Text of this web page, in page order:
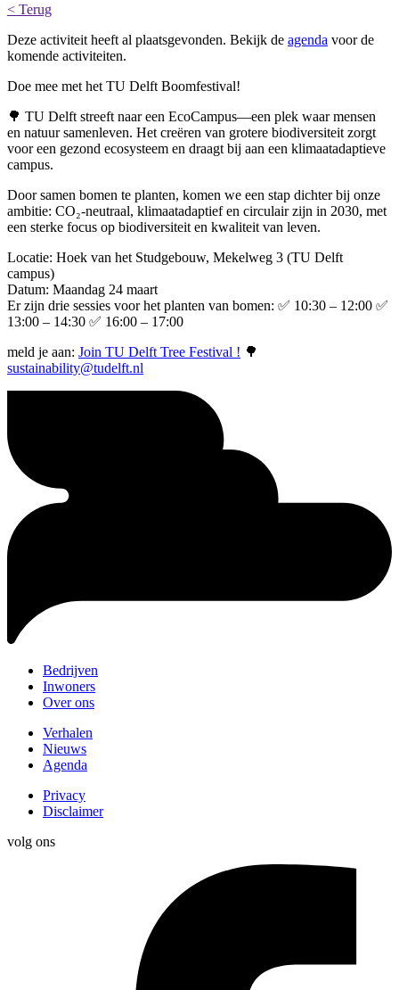
< Terug
Deze activiteit heeft al plaatsgevonden. Bekijk de agenda voor de
komende activiteiten.
Doe mee met het TU Delft Boomfestival!
🌳 TU Delft streeft naar een EcoCampus—een plek waar mensen
en natuur samenleven. Het creëren van grotere biodiversiteit zorgt
voor een gezond ecosysteem en draagt bij aan een klimaatadaptieve
campus.
Door samen bomen te planten, komen we een stap dichter bij onze
ambitie: CO₂-neutraal, klimaatadaptief en circulair zijn in 2030, met
een sterke focus op biodiversiteit en kwaliteit van leven.
Locatie: Hoek van het Studgebouw, Mekelweg 3 (TU Delft
campus)
Datum: Maandag 24 maart
Er zijn drie sessies voor het planten van bomen: ✅ 10:30 – 12:00 ✅
13:00 – 14:30 ✅ 16:00 – 17:00
meld je aan: Join TU Delft Tree Festival ! 🌳
sustainability@tudelft.nl
Bedrijven
Inwoners
Over ons
Verhalen
Nieuws
Agenda
Privacy
Disclaimer
volg ons